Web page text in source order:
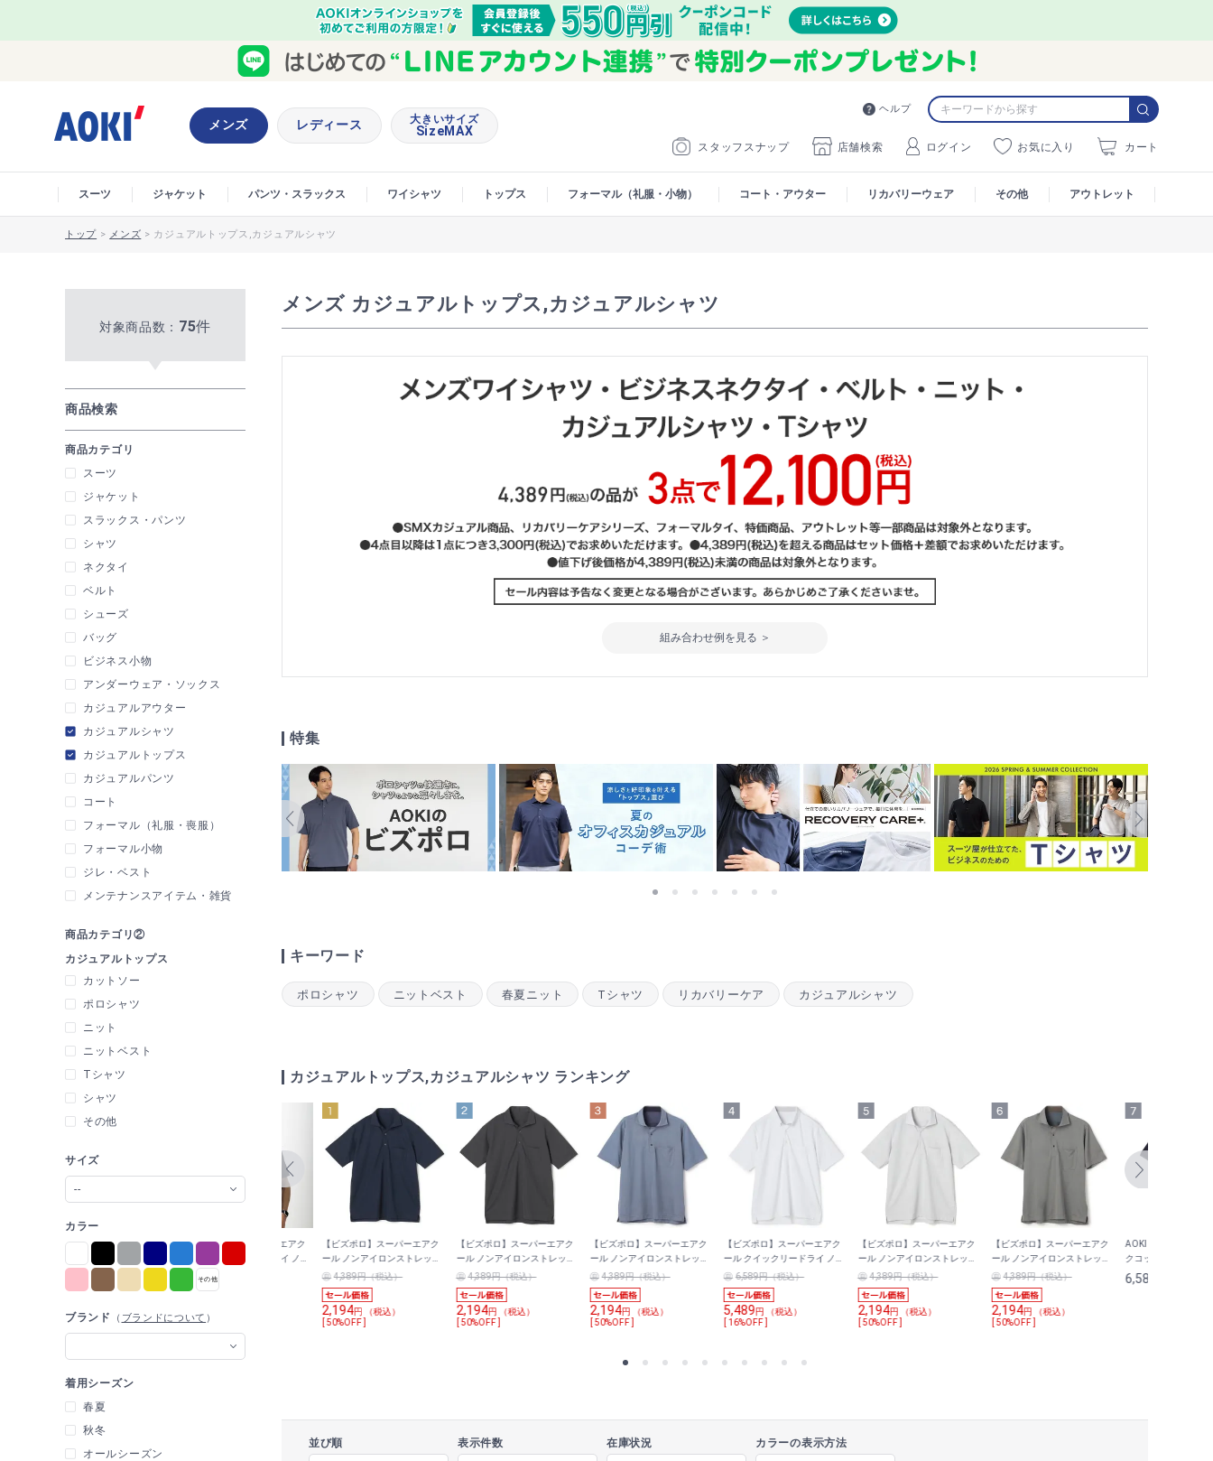
ヘルプ
スタッフスナップ 店舗検索 ログイン お気に入り カート
メンズ レディース 大きいサイズ
SizeMAX
スーツ ジャケット パンツ・スラックス ワイシャツ トップス フォーマル（礼服・小物） コート・アウター リカバリーウェア その他 アウトレット
トップ > メンズ > カジュアルトップス,カジュアルシャツ
メンズ カジュアルトップス,カジュアルシャツ
組み合わせ例を見る ＞
特集
キーワード
ポロシャツ ニットベスト 春夏ニット Tシャツ リカバリーケア カジュアルシャツ
カジュアルトップス,カジュアルシャツ ランキング
【ビズポロ】スーパーエアク
ワイドカラーポロシャツ トリ
コット無地
2,194 円 （税込）
[ 50%OFF ]
【ビズポロ】スーパーエアク
ール クイックリードライ ノン
アイロンストレッチ ボタンダ
ウンポロシャツ 市松
6,589円（税込）
5,489
[ 16%OFF ]
【ビズポロ】スーパーエアク
ール ノンアイロンストレッチ
ワイドカラーポロシャツ トリ
コット無地
4,389円（税込）
2,194円 （税込）
[ 50%OFF ]
【ビズポロ】スーパーエアク
ール ノンアイロンストレッチ
ワイドカラーポロシャツ トリ
コット無地
4,389円（税込）
2,194円 （税込）
[ 50%OFF ]
【ビズポロ】スーパーエアク
ール ノンアイロンストレッチ
ワイドカラーポロシャツ トリ
コット無地
4,389円（税込）
2,194円 （税込）
[ 50%OFF ]
【ビズポロ】スーパーエアク
ール クイックリードライ ノン
アイロンストレッチ ボタンダ
ウンポロシャツ 市松
6,589円（税込）
5,489円 （税込）
[ 16%OFF ]
【ビズポロ】スーパーエアク
ール ノンアイロンストレッチ
ワイドカラーポロシャツ トリ
コット無地
4,389円（税込）
2,194円 （税込）
[ 50%OFF ]
【ビズポロ】スーパーエアク
ール ノンアイロンストレッチ
ワイドカラーポロシャツ トリ
コット無地
4,389円（税込）
2,194円 （税込）
[ 50%OFF ]
AOKI＆PEANUTS｜
クコットンブレンド
ツ｜more trees
6,589
並び順 表示件数 在庫状況 カラーの表示方法
対象商品数： 75件
商品検索
商品カテゴリ
スーツ
ジャケット
スラックス・パンツ
シャツ
ネクタイ
ベルト
シューズ
バッグ
ビジネス小物
アンダーウェア・ソックス
カジュアルアウター
カジュアルシャツ
カジュアルトップス
カジュアルパンツ
コート
フォーマル（礼服・喪服）
フォーマル小物
ジレ・ベスト
メンテナンスアイテム・雑貨
商品カテゴリ②
カジュアルトップス
カットソー
ポロシャツ
ニット
ニットベスト
Tシャツ
シャツ
その他
サイズ
--
カラー
ブランド （ ブランドについて ）
着用シーズン
春夏
秋冬
オールシーズン